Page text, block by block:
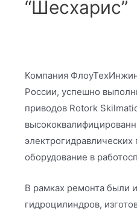
“Шесхарис”
Компания
России, успешно
приводов Rotork
оборудование в
В рамках ремонта были
гидроцилиндров,